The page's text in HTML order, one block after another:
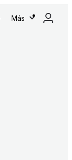
Más